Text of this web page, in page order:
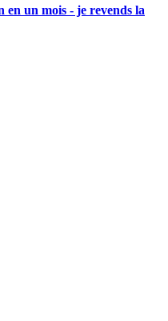
en un mois - je revends la